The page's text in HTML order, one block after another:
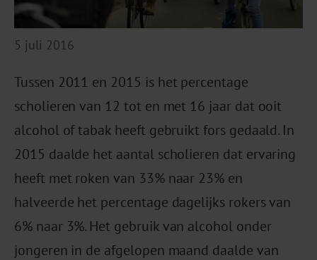
5 juli 2016
Tussen 2011 en 2015 is het percentage
scholieren van 12 tot en met 16 jaar dat ooit
alcohol of tabak heeft gebruikt fors gedaald. In
2015 daalde het aantal scholieren dat ervaring
heeft met roken van 33% naar 23% en
halveerde het percentage dagelijks rokers van
6% naar 3%. Het gebruik van alcohol onder
jongeren in de afgelopen maand daalde van